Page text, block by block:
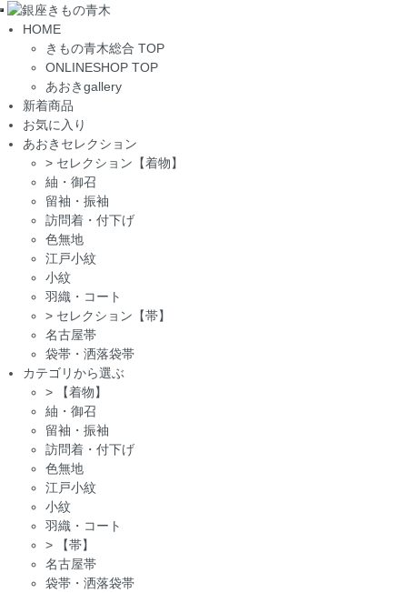
Toggle
navigation
HOME
きもの青木総合 TOP
ONLINESHOP TOP
あおきgallery
新着商品
お気に入り
あおきセレクション
> セレクション【着物】
紬・御召
留袖・振袖
訪問着・付下げ
色無地
江戸小紋
小紋
羽織・コート
> セレクション【帯】
名古屋帯
袋帯・洒落袋帯
カテゴリから選ぶ
>
【着物】
紬・御召
留袖・振袖
訪問着・付下げ
色無地
江戸小紋
小紋
羽織・コート
>
【帯】
名古屋帯
袋帯・洒落袋帯